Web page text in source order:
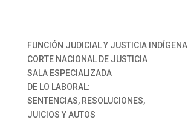
FUNCIÓN JUDICIAL Y JUSTICIA INDÍGENA
CORTE NACIONAL DE JUSTICIA
SALA ESPECIALIZADA
DE LO LABORAL:
SENTENCIAS, RESOLUCIONES,
JUICIOS Y AUTOS